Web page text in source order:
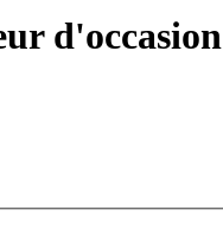
d'occasion